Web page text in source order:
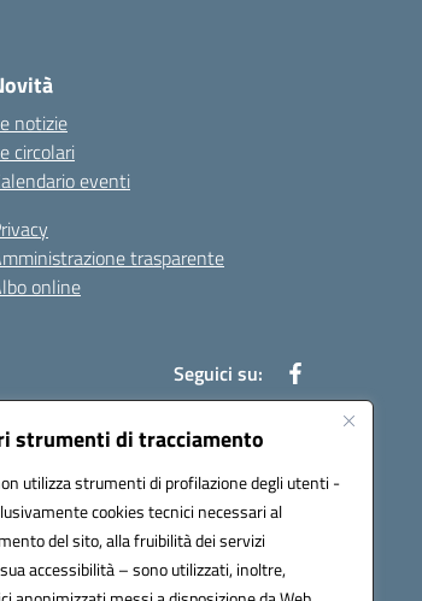
strumenti di tracciamento
utilizza strumenti di profilazione degli utenti -
cookies tecnici necessari al
del sito, alla fruibilità dei servizi
accessibilità – sono utilizzati, inoltre,
notizie
circolari
eventi
trasparente
online
Seguici su: